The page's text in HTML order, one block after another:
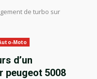
de turbo sur
Moto
d’un
peugeot 5008